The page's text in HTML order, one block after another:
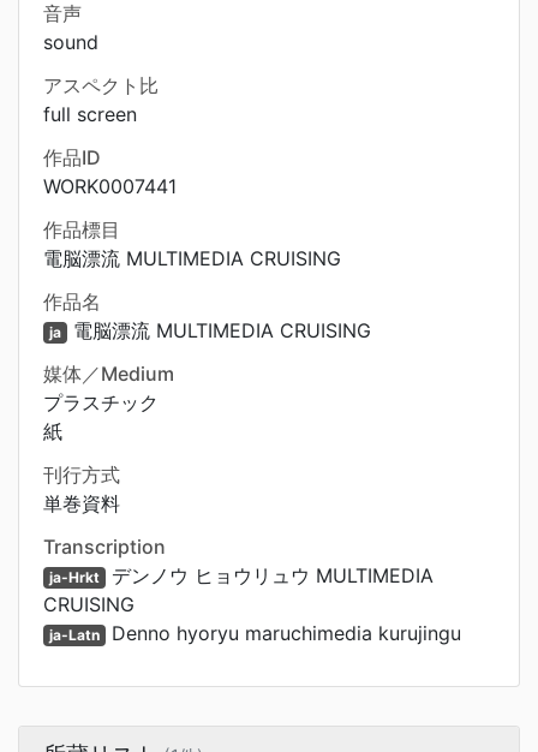
音声
sound
アスペクト比
full screen
作品ID
WORK0007441
作品標目
電脳漂流 MULTIMEDIA CRUISING
作品名
ja 電脳漂流 MULTIMEDIA CRUISING
媒体／Medium
プラスチック
紙
刊行方式
単巻資料
Transcription
ja-Hrkt デンノウ ヒョウリュウ MULTIMEDIA
CRUISING
ja-Latn Denno hyoryu maruchimedia kurujingu